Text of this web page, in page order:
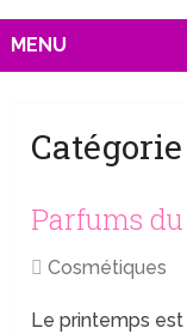
MENU
Catégorie
Parfums
Cosmétiques
Le printemps